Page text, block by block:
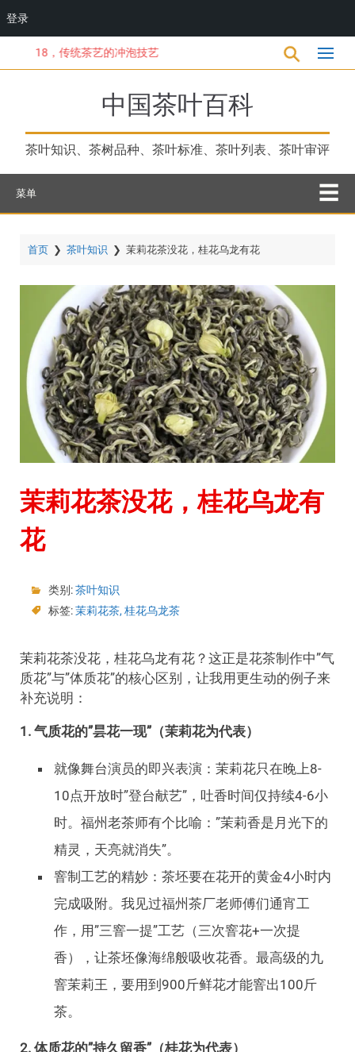
到
18，传统茶艺的冲泡技艺
中国茶叶百科
茶叶知识、茶树品种、茶叶标准、茶叶列表、茶叶审评
菜单
首页 ❯ 茶叶知识 ❯ 茉莉花茶没花，桂花乌龙有花
茉莉花茶没花，桂花乌龙有
花
类别:茶叶知识
标签:茉莉花茶, 桂花乌龙茶
茉莉花茶没花，桂花乌龙有花？这正是花茶制作中”气
质花”与”体质花”的核心区别，让我用更生动的例子来
补充说明：
1. 气质花的”昙花一现”（茉莉花为代表）
就像舞台演员的即兴表演：茉莉花只在晚上8-
10点开放时”登台献艺”，吐香时间仅持续4-6小
时。福州老茶师有个比喻：”茉莉香是月光下的
精灵，天亮就消失”。
窨制工艺的精妙：茶坯要在花开的黄金4小时内
完成吸附。我见过福州茶厂老师傅们通宵工
作，用”三窨一提”工艺（三次窨花+一次提
香），让茶坯像海绵般吸收花香。最高级的九
窨茉莉王，要用到900斤鲜花才能窨出100斤
茶。
2. 体质花的”持久留香”（桂花为代表）
登录